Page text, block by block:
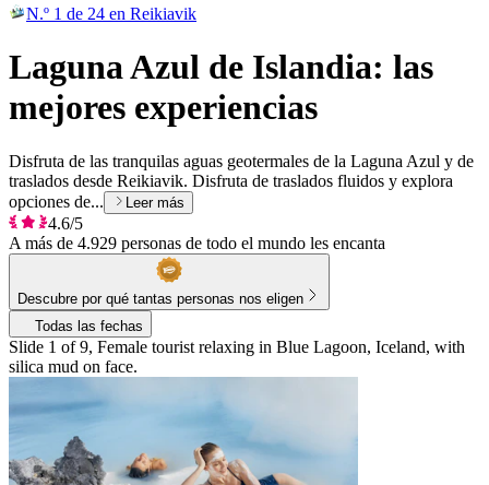
N.º 1 de 24 en Reikiavik
Laguna Azul de Islandia: las
mejores experiencias
Disfruta de las tranquilas aguas geotermales de la Laguna Azul y de
traslados desde Reikiavik. Disfruta de traslados fluidos y explora
opciones de...
Leer más
4.6/5
A más de 4.929 personas de todo el mundo les encanta
Descubre por qué tantas personas nos eligen
Todas las fechas
Slide 1 of 9, Female tourist relaxing in Blue Lagoon, Iceland, with
silica mud on face.